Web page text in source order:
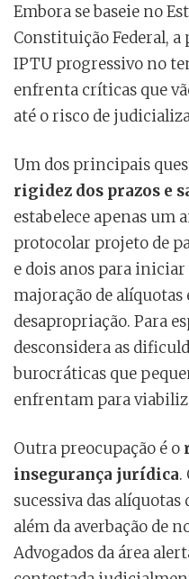
Embora se baseie no
Constituição Federal,
IPTU progressivo no
enfrenta críticas que
até o risco de
Um dos principais
rigidez dos prazos e
estabelece apenas um
protocolar projeto de
e dois anos para iniciar
majoração de alíquotas
desapropriação. Para
desconsidera as
burocráticas que
enfrentam para
Outra preocupação é o
insegurança jurídica.
sucessiva das
além da averbação de
Advogados da área